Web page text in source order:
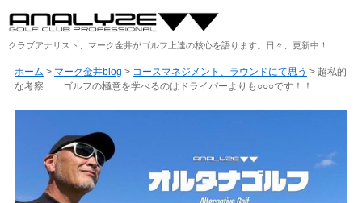
クラブアナリスト、マーク金井がゴルフ上達の核心を語ります。日々、更新中！
ホーム > マーク金井blog > コースマネジメント、ラウンドにて思う > 超私的
な考察 ゴルフの極意を学べるのはドライバーよりも○○○です！！